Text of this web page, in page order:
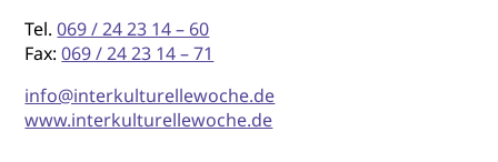
Tel.069 / 24 23 14 – 60
Fax:069 / 24 23 14 – 71
info@interkulturellewoche.de
www.interkulturellewoche.de